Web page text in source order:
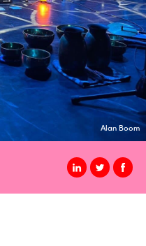
Alan Boom